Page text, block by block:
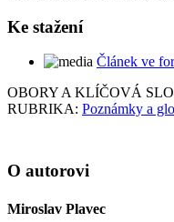
Ke stažení
Článek ve
OBORY A KLÍČOVÁ
RUBRIKA: Poznámky a
O autorovi
Miroslav Plavec